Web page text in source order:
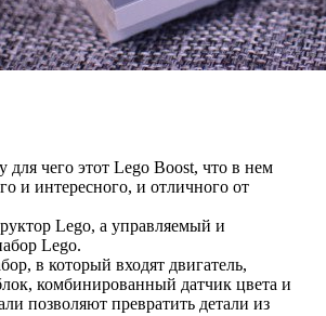
для чего этот Lego Boost, что в нем
и интересного, и отличного от
Lego, а управляемый и
Lego.
в который входят двигатель,
комбинированный датчик цвета и
позволяют превратить детали из